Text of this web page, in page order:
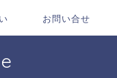
お問い合せ